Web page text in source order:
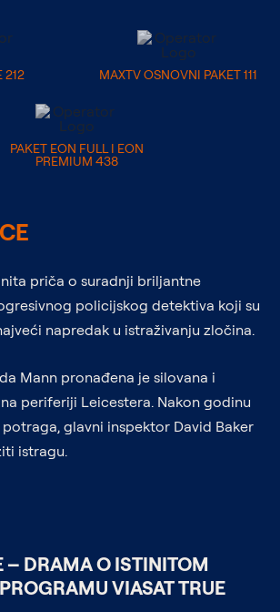
212 MAXTV OSNOVNI PAKET 111
PAKET EON FULL I EON
PREMIUM 438
priča o suradnji briljantne
policijskog detektiva koji su
napredak u istraživanju zločina.
Mann pronađena je silovana i
periferiji Leicestera. Nakon godinu
glavni inspektor David Baker
istragu.
– DRAMA O ISTINITOM
VIASAT TRUE